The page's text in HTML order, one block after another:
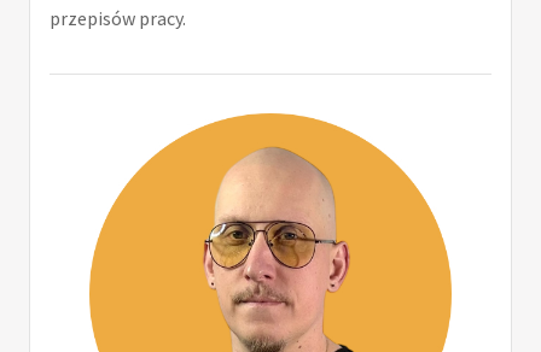
przepisów pracy.